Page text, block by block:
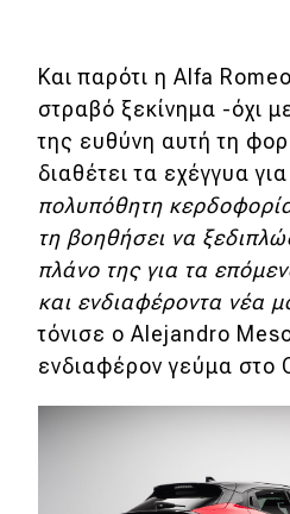
Και παρότι η Alfa
στραβό ξεκίνημα -όχι
της ευθύνη αυτή τη
διαθέτει τα εχέγγυα
πολυπόθητη
τη βοηθήσει να
πλάνο της για τα
και ενδιαφέροντα νέα
τόνισε ο Alejandro
ενδιαφέρον γεύμα στο